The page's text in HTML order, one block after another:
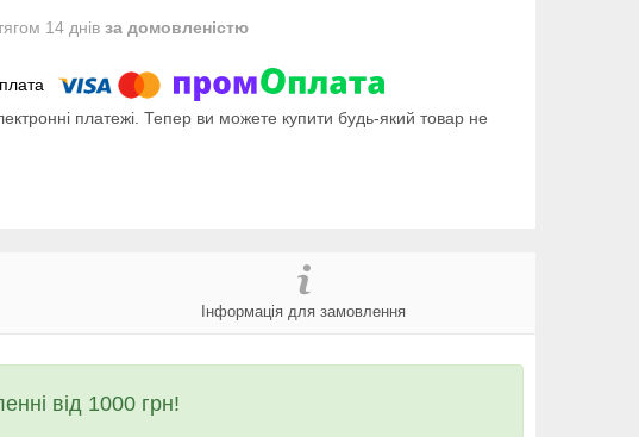
14 днів за домовленістю
платежі. Тепер ви можете купити будь-який товар не
Інформація для замовлення
від 1000 грн!